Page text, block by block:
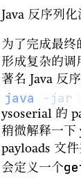
Java 反序列
为了完成最终
形成复杂的调
著名 Java 反
java -jar
ysoserial 的
稍微解释一下
payloads 文
会定义一个